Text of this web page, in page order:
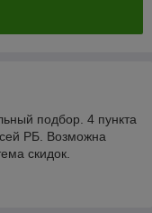
подбор. 4 пункта
РБ. Возможна
скидок.